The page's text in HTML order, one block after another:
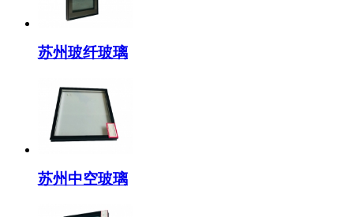
苏州玻纤玻璃
苏州中空玻璃